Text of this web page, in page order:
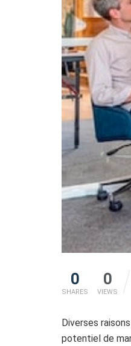
0
SHARES
0
VIEWS
Diverses
potentiel de